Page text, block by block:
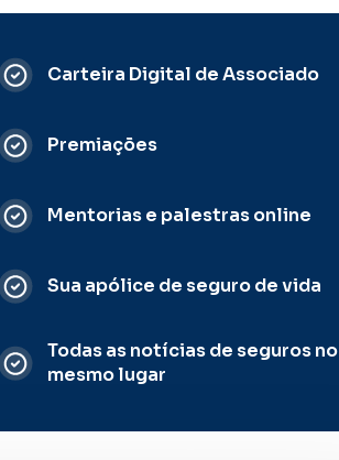
Carteira Digital de Associado
Premiações
Mentorias e palestras online
Sua apólice de seguro de vida
Todas as notícias de seguros no
mesmo lugar